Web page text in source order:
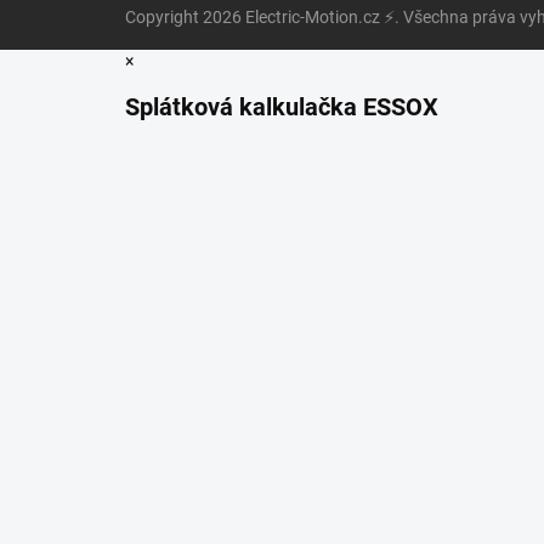
Copyright 2026 Electric-Motion.cz ⚡. Všechna práva
×
Splátková kalkulačka ESSOX